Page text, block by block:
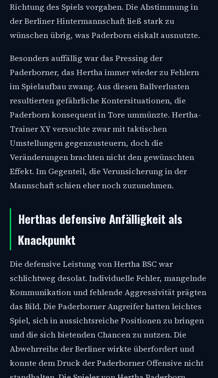
Richtung des Spiels vorgaben. Die Abstimmung in
der Berliner Hintermannschaft ließ stark zu
wünschen übrig, was Paderborn eiskalt ausnutzte.
Besonders auffällig war das Pressing der
Paderborner, das Hertha immer wieder zu Fehlern
im Spielaufbau zwang. Aus diesen Ballverlusten
resultierten gefährliche Kontersituationen, die
Paderborn konsequent in Tore ummünzte. Hertha-
Trainer XY versuchte zwar mit taktischen
Umstellungen gegenzusteuern, doch die
Veränderungen brachten nicht den gewünschten
Effekt. Im Gegenteil, die Verunsicherung in der
Mannschaft schien eher noch zuzunehmen.
Herthas defensive Anfälligkeit als
Knackpunkt
Die defensive Leistung von Hertha BSC war
schlichtweg desolat. Individuelle Fehler, mangelnde
Kommunikation und fehlende Aggressivität prägten
das Bild. Die Paderborner Angreifer hatten leichtes
Spiel, sich in aussichtsreiche Positionen zu bringen
und die sich bietenden Chancen zu nutzen. Die
Abwehrreihe der Berliner wirkte überfordert und
konnte dem Druck der Paderborner Offensive nicht